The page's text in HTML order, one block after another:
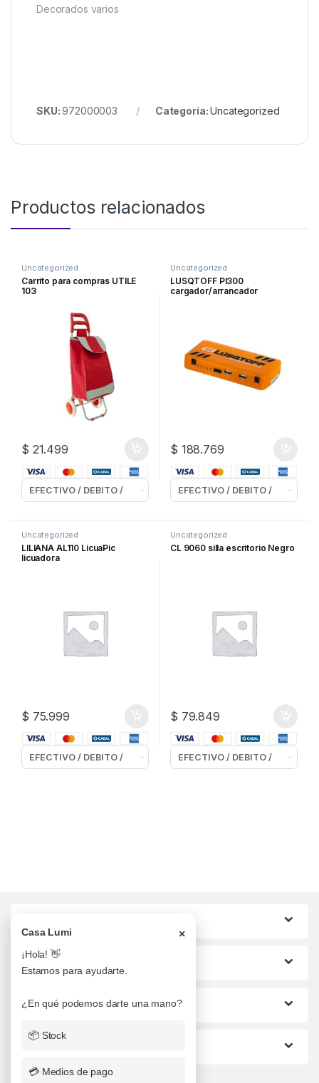
Decorados varios
SKU:972000003 Categoría:Uncategorized
Productos relacionados
Uncategorized
Carrito para compras UTILE
103
$ 21.499
Uncategorized
LUSQTOFF PI300
cargador/arrancador
$ 188.769
Uncategorized
LILIANA AL110 LicuaPic
licuadora
$ 75.999
Uncategorized
CL 9060 silla escritorio Negro
$ 79.849
Lo mas buscado
Informacion al Cliente
Casa Lumi ×
¡Hola! 👋
Estamos para ayudarte.
¿En qué podemos darte una mano?
📦 Stock
💳 Medios de pago